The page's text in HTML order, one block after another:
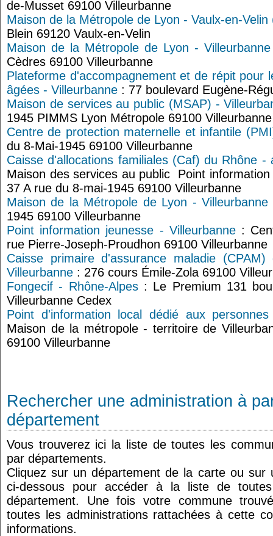
de-Musset 69100 Villeurbanne
Maison de la Métropole de Lyon - Vaulx-en-Velin
Blein 69120 Vaulx-en-Velin
Maison de la Métropole de Lyon -
Cèdres 69100 Villeurbanne
Plateforme d'accompagnement et de répit pour
âgées - Villeurbanne : 77 boulevard Eugène-
Maison de services au public (MSAP) -
1945 PIMMS Lyon Métropole 69100 Villeurbanne
Centre de protection maternelle et infantile
du 8-Mai-1945 69100 Villeurbanne
Caisse d'allocations familiales (Caf) du Rhône -
Maison des services au public Point
37 A rue du 8-mai-1945 69100 Villeurbanne
Maison de la Métropole de Lyon - Villeurbanne
1945 69100 Villeurbanne
Point information jeunesse - Villeurbanne:
rue Pierre-Joseph-Proudhon 69100 Villeurbanne
Caisse primaire d'assurance maladie
Villeurbanne : 276 cours Émile-Zola 69100
Fongecif - Rhône-Alpes: Le Premium 131
Villeurbanne Cedex
Point d'information local dédié aux
Maison de la métropole - territoire de
69100 Villeurbanne
Rechercher une administration à
département
Vous trouverez ici la liste de toutes les
par départements.
Cliquez sur un département de la carte ou sur
ci-dessous pour accéder à la liste de
département. Une fois votre commune
toutes les administrations rattachées à cette
informations.